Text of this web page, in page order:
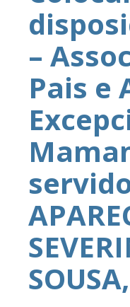
–
Pais e
SOUSA,